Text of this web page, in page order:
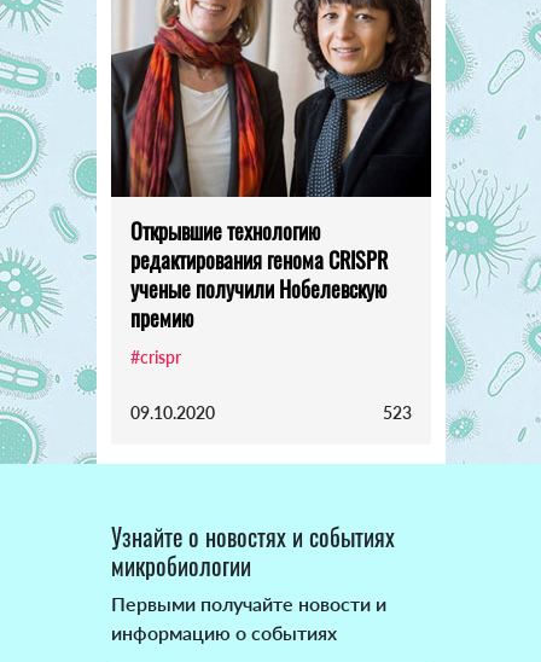
Открывшие технологию
редактирования генома CRISPR
ученые получили Нобелевскую
премию
#crispr
09.10.2020 523
Узнайте о новостях и событиях
микробиологии
Первыми получайте новости и
информацию о событиях